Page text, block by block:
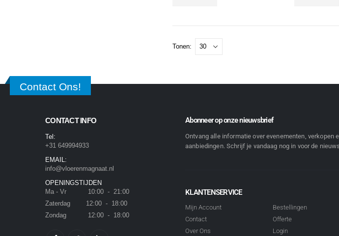
Tonen:
Contact Ons!
CONTACT INFO
Tel:
+31 649994933
EMAIL:
info@vloerenmagnaat.nl
OPENINGSTIJDEN
Ma - Vr 10:00 - 21:00
Zaterdag 12:00 - 18:00
Zondag 12:00 - 18:00
Abonneer op onze nieuwsbrief
Ontvang alle informatie over evenementen, verkopen
aanbiedingen. Schrijf je vandaag nog in voor de
KLANTENSERVICE
Mijn Account
Contact
Over Ons
Bestellingen
Offerte
Login